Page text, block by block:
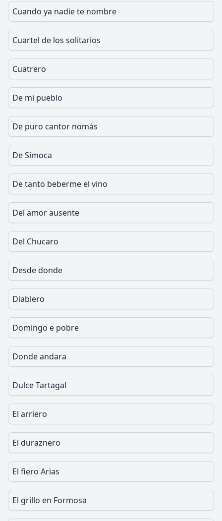
Cuando ya nadie te nombre
Cuartel de los solitarios
Cuatrero
De mi pueblo
De puro cantor nomás
De Simoca
De tanto beberme el vino
Del amor ausente
Del Chucaro
Desde donde
Diablero
Domingo e pobre
Donde andara
Dulce Tartagal
El arriero
El duraznero
El fiero Arias
El grillo en Formosa